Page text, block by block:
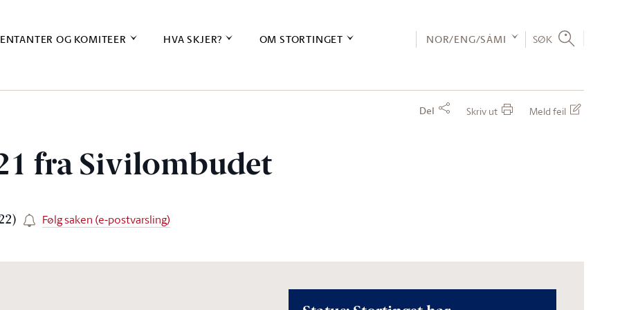
OG KOMITEER HVA SKJER? OM STORTINGET NOR/ENG/SÁMI SØK
Del Skriv ut Meld feil
fra Sivilombudet
Følg saken (e-postvarsling)